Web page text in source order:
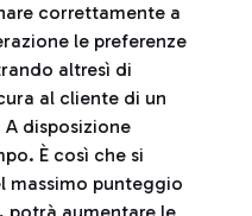
correttamente a
le preferenze
altresì di
al cliente di un
disposizione
È così che si
massimo punteggio